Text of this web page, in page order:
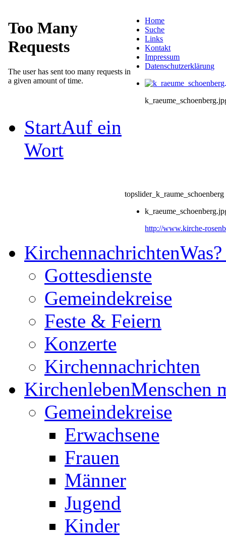
Home
Suche
Links
Kontakt
Impressum
Datenschutzerklärung
topslider_k_raume_schoenberg
http://www.kirche-
StartAuf ein
Wort
Kirchennachrichten
Gottesdienste
Gemeindekreise
Feste & Feiern
Konzerte
Kirchennachrichten
KirchenlebenMenschen
Gemeindekreise
Erwachsene
Frauen
Männer
Jugend
Kinder